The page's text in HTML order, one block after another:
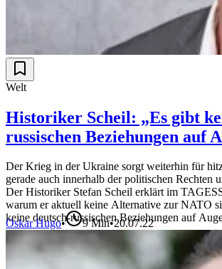
Welt
Historiker Scheil: „Es gibt
russischen Beziehungen auf
Der Krieg in der Ukraine sorgt weiterhin für
gerade auch innerhalb der politischen Rechten
Der Historiker Stefan Scheil erklärt im
warum er aktuell keine Alternative zur NATO
keine deutsch-russischen Beziehungen auf
Oskar Hugo• 9Min•20.07.22